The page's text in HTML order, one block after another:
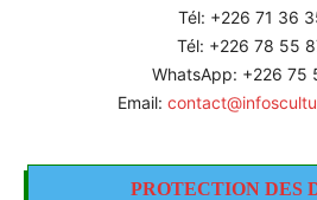
Tél: +226 71 36
Tél: +226 78 55
WhatsApp: +226 75
Email:
PROTECTION DES